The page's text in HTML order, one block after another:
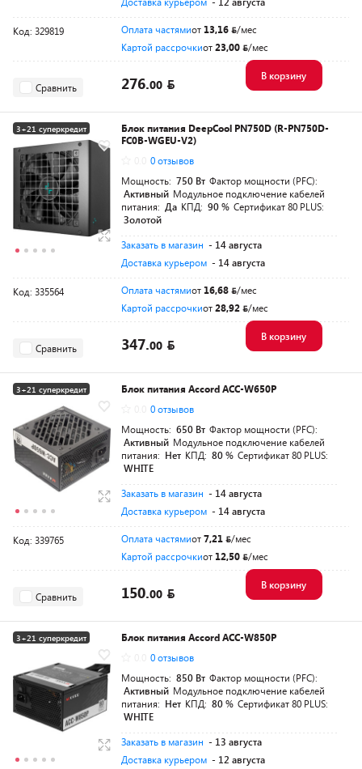
Код: 329819 Оплата частямиот 13,16
/мес
Картой рассрочкиот23,00 /мес
Сравнить 276.00
В корзину
3+21 суперкредит
Разумная цена
Блок питания DeepCool PN750D (R-PN750D-
FC0B-WGEU-V2)
0 отзывов
Мощность: 750 Вт Фактор мощности (PFC):
Активный Модульное подключение кабелей
питания: Да КПД: 90 % Сертификат 80 PLUS:
Золотой
Заказать в магазин - 14 августа
Доставка курьером - 14 августа
Код: 335564 Оплата частямиот 16,68
/мес
Картой рассрочкиот28,92 /мес
Сравнить 347.00
В корзину
3+21 суперкредит
Разумная цена
Блок питания Accord ACC-W650P
0 отзывов
Мощность: 650 Вт Фактор мощности (PFC):
Активный Модульное подключение кабелей
питания: Нет КПД: 80 % Сертификат 80 PLUS:
WHITE
Заказать в магазин - 14 августа
Доставка курьером - 14 августа
Код: 339765 Оплата частямиот7,21
/мес
Картой рассрочкиот 12,50 /мес
Сравнить 150.00
В корзину
3+21 суперкредит
Разумная цена
Блок питания Accord ACC-W850P
0 отзывов
Мощность: 850 Вт Фактор мощности (PFC):
Активный Модульное подключение кабелей
питания: Нет КПД: 80 % Сертификат 80 PLUS:
WHITE
Заказать в магазин - 13 августа
Доставка курьером - 12 августа